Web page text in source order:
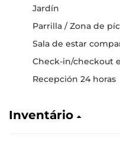
Jardín
Parrilla / Zona de
Sala de estar
Check-in/checkout
Recepción 24 horas
Inventário